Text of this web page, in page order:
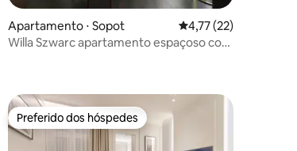
avaliação média de 5, 12 avaliações
Apartamento ⋅ Sopot 4,77 de uma
4,77 (22)
Willa Szwarc apartamento espaçoso com
Preferido dos hóspedes
Preferido dos hóspedes